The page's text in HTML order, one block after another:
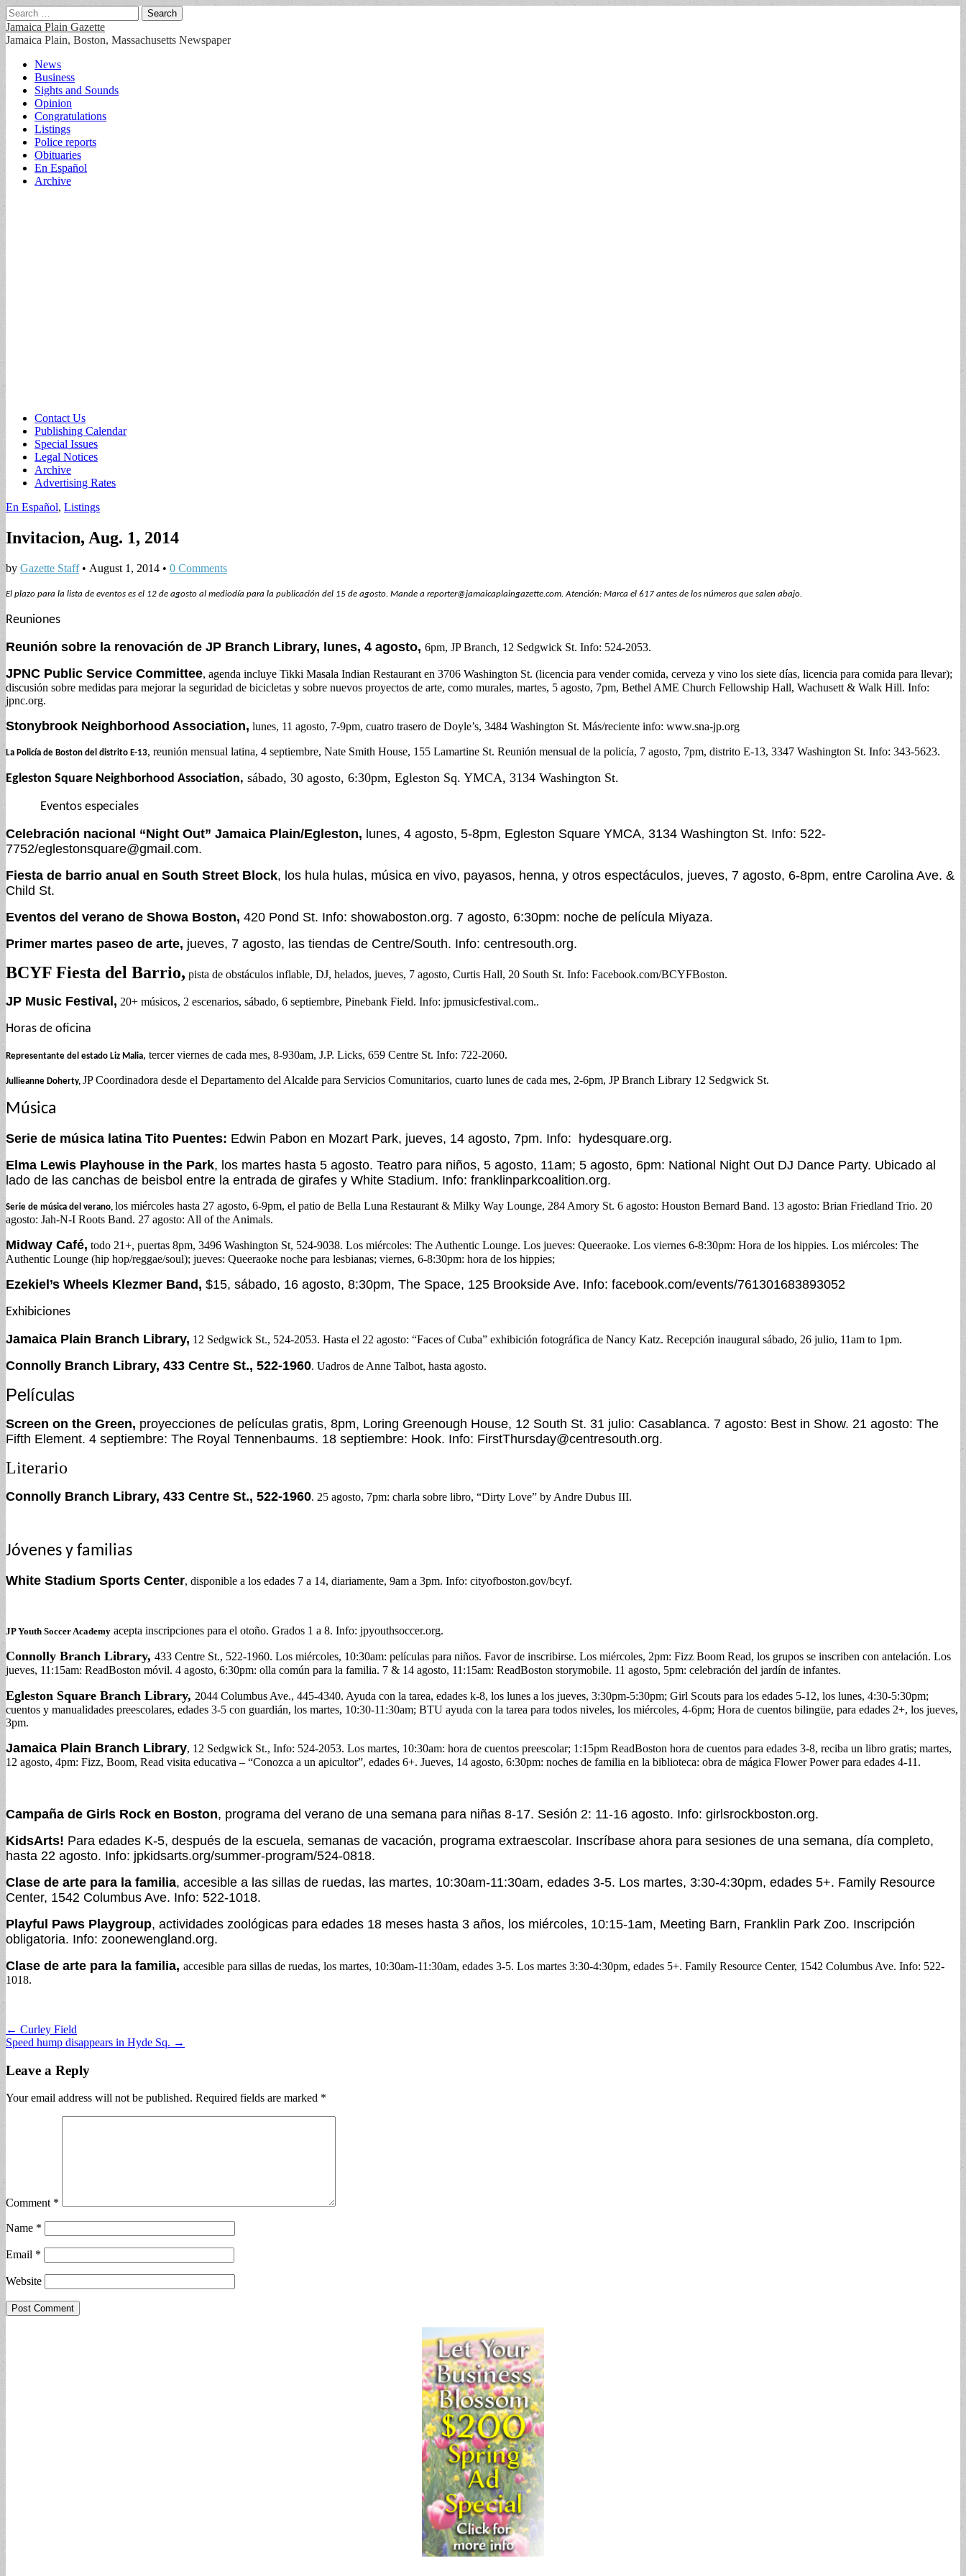
Search
for:
Jamaica Plain Gazette
Jamaica Plain, Boston, Massachusetts Newspaper
Main
menu
Skip
content
News
Business
Sights and Sounds
Opinion
Congratulations
Listings
Police reports
Obituaries
En Español
Archive
Sub
menu
Contact Us
Publishing Calendar
Special Issues
Legal Notices
Archive
Advertising Rates
En Español, Listings
Invitacion, Aug. 1, 2014
by Gazette Staff• August 1, 2014 • 0 Comments
El plazo para la lista de eventos es el 12 de agosto al mediodía para la publicación del 15 de agosto. Mande a reporter@jamaicaplaingazette.com. Atención: Marca el 617 antes de los números que salen abajo.
Reuniones
Reunión sobre la renovación de JP Branch Library, lunes, 4 agosto, 6pm, JP Branch, 12 Sedgwick St. Info: 524-2053.
JPNC Public Service Committee, agenda incluye Tikki Masala Indian Restaurant en 3706 Washington St. (licencia para vender comida, cerveza y vino los siete días, licencia para comida para llevar);
discusión sobre medidas para mejorar la seguridad de bicicletas y sobre nuevos proyectos de arte, como murales, martes, 5 agosto, 7pm, Bethel AME Church Fellowship Hall, Wachusett & Walk Hill. Info:
jpnc.org.
Stonybrook Neighborhood Association, lunes, 11 agosto, 7-9pm, cuatro trasero de Doyle’s, 3484 Washington St. Más/reciente info: www.sna-jp.org
La Policía de Boston del distrito E-13, reunión mensual latina, 4 septiembre, Nate Smith House, 155 Lamartine St. Reunión mensual de la policía, 7 agosto, 7pm, distrito E-13, 3347 Washington St. Info: 343-5623.
Egleston Square Neighborhood Association, sábado, 30 agosto, 6:30pm, Egleston Sq. YMCA, 3134 Washington St.
Eventos especiales
Celebración nacional “Night Out” Jamaica Plain/Egleston, lunes, 4 agosto, 5-8pm, Egleston Square YMCA, 3134 Washington St. Info: 522-
7752/eglestonsquare@gmail.com.
Fiesta de barrio anual en South Street Block, los hula hulas, música en vivo, payasos, henna, y otros espectáculos, jueves, 7 agosto, 6-8pm, entre Carolina Ave. &
Child St.
Eventos del verano de Showa Boston, 420 Pond St. Info: showaboston.org. 7 agosto, 6:30pm: noche de película Miyaza.
Primer martes paseo de arte, jueves, 7 agosto, las tiendas de Centre/South. Info: centresouth.org.
BCYF Fiesta del Barrio, pista de obstáculos inflable, DJ, helados, jueves, 7 agosto, Curtis Hall, 20 South St. Info: Facebook.com/BCYFBoston.
JP Music Festival, 20+ músicos, 2 escenarios, sábado, 6 septiembre, Pinebank Field. Info: jpmusicfestival.com..
Horas de oficina
Representante del estado Liz Malia, tercer viernes de cada mes, 8-930am, J.P. Licks, 659 Centre St. Info: 722-2060.
Jullieanne Doherty, JP Coordinadora desde el Departamento del Alcalde para Servicios Comunitarios, cuarto lunes de cada mes, 2-6pm, JP Branch Library 12 Sedgwick St.
Música
Serie de música latina Tito Puentes: Edwin Pabon en Mozart Park, jueves, 14 agosto, 7pm. Info: hydesquare.org.
Elma Lewis Playhouse in the Park, los martes hasta 5 agosto. Teatro para niños, 5 agosto, 11am; 5 agosto, 6pm: National Night Out DJ Dance Party. Ubicado al
lado de las canchas de beisbol entre la entrada de girafes y White Stadium. Info: franklinparkcoalition.org.
Serie de música del verano, los miércoles hasta 27 agosto, 6-9pm, el patio de Bella Luna Restaurant & Milky Way Lounge, 284 Amory St. 6 agosto: Houston Bernard Band. 13 agosto: Brian Friedland Trio. 20
agosto: Jah-N-I Roots Band. 27 agosto: All of the Animals.
Midway Café, todo 21+, puertas 8pm, 3496 Washington St, 524-9038. Los miércoles: The Authentic Lounge. Los jueves: Queeraoke. Los viernes 6-8:30pm: Hora de los hippies. Los miércoles: The
Authentic Lounge (hip hop/reggae/soul); jueves: Queeraoke noche para lesbianas; viernes, 6-8:30pm: hora de los hippies;
Ezekiel’s Wheels Klezmer Band, $15, sábado, 16 agosto, 8:30pm, The Space, 125 Brookside Ave. Info: facebook.com/events/761301683893052
Exhibiciones
Jamaica Plain Branch Library, 12 Sedgwick St., 524-2053. Hasta el 22 agosto: “Faces of Cuba” exhibición fotográfica de Nancy Katz. Recepción inaugural sábado, 26 julio, 11am to 1pm.
Connolly Branch Library, 433 Centre St., 522-1960. Uadros de Anne Talbot, hasta agosto.
Películas
Screen on the Green, proyecciones de películas gratis, 8pm, Loring Greenough House, 12 South St. 31 julio: Casablanca. 7 agosto: Best in Show. 21 agosto: The
Fifth Element. 4 septiembre: The Royal Tennenbaums. 18 septiembre: Hook. Info: FirstThursday@centresouth.org.
Literario
Connolly Branch Library, 433 Centre St., 522-1960. 25 agosto, 7pm: charla sobre libro, “Dirty Love” by Andre Dubus III.
Jóvenes y familias
White Stadium Sports Center, disponible a los edades 7 a 14, diariamente, 9am a 3pm. Info: cityofboston.gov/bcyf.
JP Youth Soccer Academy acepta inscripciones para el otoño. Grados 1 a 8. Info: jpyouthsoccer.org.
Connolly Branch Library, 433 Centre St., 522-1960. Los miércoles, 10:30am: películas para niños. Favor de inscribirse. Los miércoles, 2pm: Fizz Boom Read, los grupos se inscriben con antelación. Los
jueves, 11:15am: ReadBoston móvil. 4 agosto, 6:30pm: olla común para la familia. 7 & 14 agosto, 11:15am: ReadBoston storymobile. 11 agosto, 5pm: celebración del jardín de infantes.
Egleston Square Branch Library, 2044 Columbus Ave., 445-4340. Ayuda con la tarea, edades k-8, los lunes a los jueves, 3:30pm-5:30pm; Girl Scouts para los edades 5-12, los lunes, 4:30-5:30pm;
cuentos y manualidades preescolares, edades 3-5 con guardián, los martes, 10:30-11:30am; BTU ayuda con la tarea para todos niveles, los miércoles, 4-6pm; Hora de cuentos bilingüe, para edades 2+, los jueves,
3pm.
Jamaica Plain Branch Library, 12 Sedgwick St., Info: 524-2053. Los martes, 10:30am: hora de cuentos preescolar; 1:15pm ReadBoston hora de cuentos para edades 3-8, reciba un libro gratis; martes,
12 agosto, 4pm: Fizz, Boom, Read visita educativa – “Conozca a un apicultor”, edades 6+. Jueves, 14 agosto, 6:30pm: noches de familia en la biblioteca: obra de mágica Flower Power para edades 4-11.
Campaña de Girls Rock en Boston, programa del verano de una semana para niñas 8-17. Sesión 2: 11-16 agosto. Info: girlsrockboston.org.
KidsArts! Para edades K-5, después de la escuela, semanas de vacación, programa extraescolar. Inscríbase ahora para sesiones de una semana, día completo,
hasta 22 agosto. Info: jpkidsarts.org/summer-program/524-0818.
Clase de arte para la familia, accesible a las sillas de ruedas, las martes, 10:30am-11:30am, edades 3-5. Los martes, 3:30-4:30pm, edades 5+. Family Resource
Center, 1542 Columbus Ave. Info: 522-1018.
Playful Paws Playgroup, actividades zoológicas para edades 18 meses hasta 3 años, los miércoles, 10:15-1am, Meeting Barn, Franklin Park Zoo. Inscripción
obligatoria. Info: zoonewengland.org.
Clase de arte para la familia, accesible para sillas de ruedas, los martes, 10:30am-11:30am, edades 3-5. Los martes 3:30-4:30pm, edades 5+. Family Resource Center, 1542 Columbus Ave. Info: 522-
1018.
Post
navigation
← Curley Field
Speed hump disappears in Hyde Sq. →
Leave a Reply
Your email address will not be published. Required fields are marked *
Comment *
Name *
Email *
Website